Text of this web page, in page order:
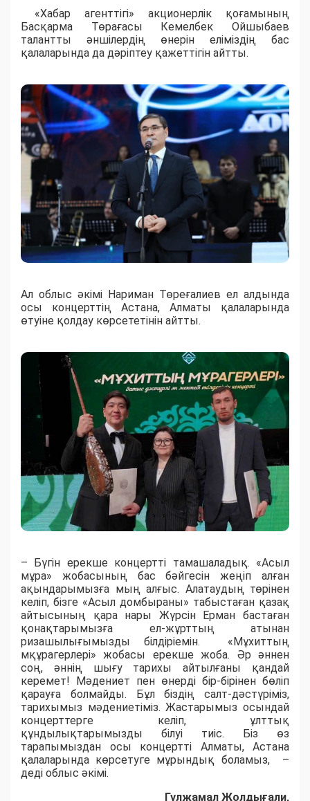
«Хабар агенттігі» акционерлік қоғамының
Басқарма Төрағасы Кемелбек Ойшыбаев
талантты әншілердің өнерін еліміздің бас
қалаларында да дәріптеу қажеттігін айтты.
Ал облыс әкімі Нариман Төреғалиев ел алдында
осы концерттің Астана, Алматы қалаларында
өтуіне қолдау көрсететінін айтты.
– Бүгін ерекше концертті тамашаладық. «Асыл
мұра» жобасының бас бәйгесін жеңіп алған
ақындарымызға мың алғыс. Алатаудың төрінен
келіп, бізге «Асыл домбыраны» табыстаған қазақ
айтысының қара нары Жүрсін Ерман бастаған
қонақтарымызға ел-жұрттың атынан
ризашылығымызды білдіріемін. «Мұхиттың
мқұрагерлері» жобасы ерекше жоба. Әр әннен
соң, әннің шығу тарихы айтылғаны қандай
керемет! Мәдениет пен өнерді бір-бірінен бөліп
қарауға болмайды. Бұл біздің салт-дәстүріміз,
тарихымыз мәдениетіміз. Жастарымыз осындай
концерттерге келіп, ұлттық
құндылықтарымызды білуі тиіс. Біз өз
тарапымыздан осы концертті Алматы, Астана
қалаларында көрсетуге мұрындық боламыз, –
деді облыс әкімі.
Гүлжамал Жолдығали,